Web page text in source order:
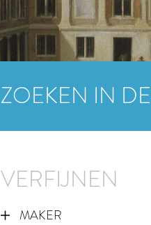
ZOEKEN IN
VERFIJNEN
MAKER